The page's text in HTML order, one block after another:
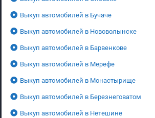
Выкуп автомобилей в Бучаче
Выкуп автомобилей в Нововолынске
Выкуп автомобилей в Барвенкове
Выкуп автомобилей в Мерефе
Выкуп автомобилей в Монастырище
Выкуп автомобилей в Березнеговатом
Выкуп автомобилей в Нетешине